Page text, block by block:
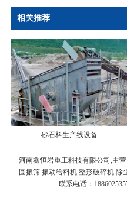
相关推荐
砂石料生产线设备
河南鑫恒岩重工科技有限公司,主
圆振筛 振动给料机 整形破碎机 除
联系电话：